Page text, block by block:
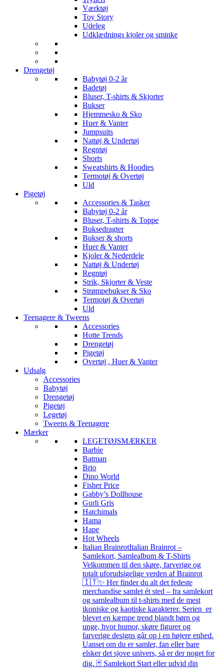
Værktøj
Toy Story
Udeleg
Udklædnings kjoler og sminke
Drengetøj
Babytøj 0-2 år
Badetøj
Bluser, T-shirts & Skjorter
Bukser
Hjemmesko & Sko
Huer & Vanter
Jumpsuits
Nattøj & Undertøj
Regntøj
Shorts
Sweatshirts & Hoodies
Termotøj & Overtøj
Uld
Pigetøj
Accessories & Tasker
Babytøj 0-2 år
Bluser, T-shirts & Toppe
Buksedragter
Bukser & shorts
Huer & Vanter
Kjoler & Nederdele
Nattøj & Undertøj
Regntøj
Strik, Skjorter & Veste
Strømpebukser & Sko
Termotøj & Overtøj
Uld
Teenagere & Tweens
Accessories
Hotte Trends
Drengetøj
Pigetøj
Overtøj , Huer & Vanter
Udsalg
Accessories
Babytøj
Drengetøj
Pigetøj
Legetøj
Tweens & Teenagere
Mærker
LEGETØJSMÆRKER
Barbie
Batman
Brio
Dino World
Fisher Price
Gabby’s Dollhouse
Gurli Gris
Hatchimals
Hama
Hape
Hot Wheels
Italian BrainrotItalian Brainrot –
Samlekort, Samlealbum & T-Shirts
Velkommen til den skøre, farverige og
totalt uforudsigelige verden af Brainrot
🇮🇹✨ Her finder du alt det fedeste
merchandise samlet ét sted – fra samlekort
og samlealbum til t-shirts med de mest
ikoniske og kaotiske karakterer. Serien er
blevet en kæmpe trend blandt børn og
unge, hvor humor, skøre figurer og
farverige designs går op i en højere enhed.
Uanset om du er samler, fan eller bare
elsker det sjove univers, så er der noget for
dig. 🃏 Samlekort Start eller udvid din